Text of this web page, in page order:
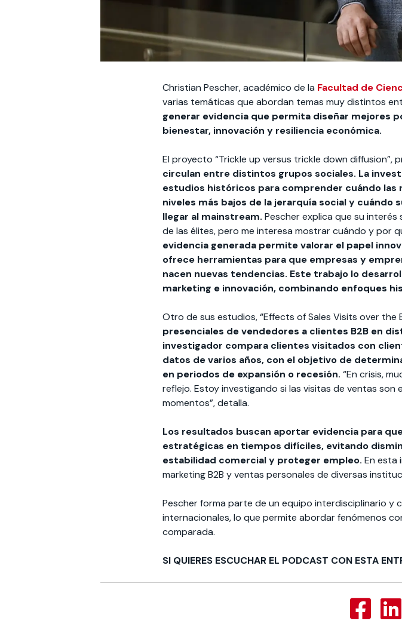
Christian Pescher, académico de la Facultad de
varias temáticas que abordan temas muy distintos
generar evidencia que permita diseñar mejores
bienestar, innovación y resiliencia económica.
El proyecto “Trickle up versus trickle down diffusion”,
circulan entre distintos grupos sociales. La
estudios históricos para comprender cuándo las
niveles más bajos de la jerarquía social y cuándo
llegar al mainstream. Pescher explica que su
de las élites, pero me interesa mostrar cuándo y por
evidencia generada permite valorar el papel
ofrece herramientas para que empresas y
nacen nuevas tendencias. Este trabajo lo
marketing e innovación, combinando enfoques
Otro de sus estudios, “Effects of Sales Visits over the
presenciales de vendedores a clientes B2B en
investigador compara clientes visitados con
datos de varios años, con el objetivo de
en periodos de expansión o recesión. “En crisis,
reflejo. Estoy investigando si las visitas de ventas
momentos”, detalla.
Los resultados buscan aportar evidencia para
estratégicas en tiempos difíciles, evitando
estabilidad comercial y proteger empleo. En esta
marketing B2B y ventas personales de diversas
Pescher forma parte de un equipo interdisciplinario y
internacionales, lo que permite abordar fenómenos
comparada.
SI QUIERES ESCUCHAR EL PODCAST CON ESTA